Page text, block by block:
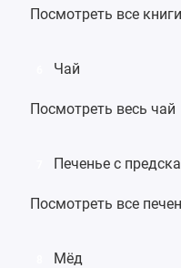
Посмотреть все книги
Чай
Посмотреть весь чай
Печенье с
Посмотреть все
Мёд